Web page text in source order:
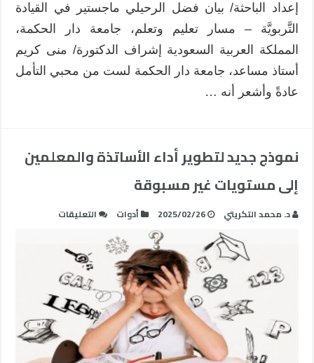
إعداد الباحثة/ بيان فضل الرحيلي ماجستير في القيادة
التَّربويَّة – مسار تعليم وتعلم، جامعة دار الحكمة،
المملكة العربية السعودية إشراف الدكتورة/ منى كريم
أستاذ مساعد، جامعة دار الحكمة لست من محبي التأمل
عادةً وأشعر أنه …
نموذج جديد لتطوير أداء الأساتذة والمعلمين
إلى مستويات غير مسبوقة
د. محمد التكريتي 2025/02/26 أدوات التعليقات
الأساتذة
والمعلمين
إلى
مستويات
غير